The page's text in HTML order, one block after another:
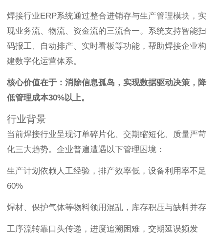
焊接行业ERP系统通过整合进销存与生产管理模块，实
现业务流、物流、资金流的三流合一。系统支持智能扫
码报工、自动排产、实时看板等功能，帮助焊接企业构
建数字化运营体系。
核心价值在于：消除信息孤岛，实现数据驱动决策，降
低管理成本30%以上。
行业背景
当前焊接行业呈现订单碎片化、交期缩短化、质量严苛
化三大趋势。企业普遍遭遇以下管理困境：
生产计划依赖人工经验，排产效率低，设备利用率不足
60%
焊材、保护气体等物料领用混乱，库存积压与缺料并存
工序流转靠口头传递，进度追溯困难，交期延误频发